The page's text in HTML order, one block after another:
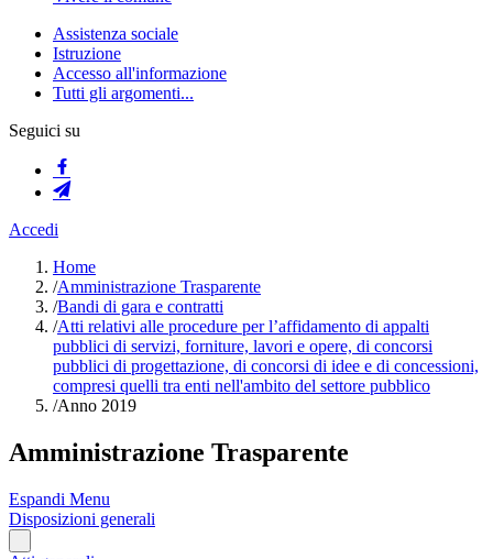
Assistenza sociale
Istruzione
Accesso all'informazione
Tutti gli argomenti...
Seguici su
Accedi
Home
/Amministrazione Trasparente
/Bandi di gara e contratti
/Atti relativi alle procedure per l’affidamento di appalti
pubblici di servizi, forniture, lavori e opere, di concorsi
pubblici di progettazione, di concorsi di idee e di concessioni,
compresi quelli tra enti nell'ambito del settore pubblico
/Anno 2019
Amministrazione Trasparente
Espandi Menu
Disposizioni generali